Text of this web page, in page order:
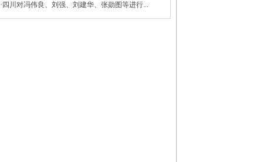
· 四川对冯伟良、刘强、刘建华、张勋图等进行...